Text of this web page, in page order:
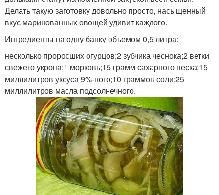
Делать такую заготовку довольно просто, насыщенный
вкус маринованных овощей удивит каждого.
Ингредиенты на одну банку объемом 0,5 литра:
несколько проросших огурцов;2 зубчика чеснока;2 ветки
свежего укропа;1 морковь;15 грамм сахарного песка;15
миллилитров уксуса 9%-ного;10 граммов соли;25
миллилитров масла подсолнечного.